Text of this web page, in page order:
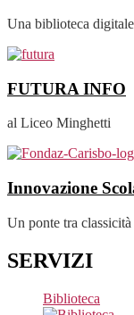
Una biblioteca
FUTURA INFO
al Liceo Minghetti
Innovazione
Un ponte tra
SERVIZI
Biblioteca